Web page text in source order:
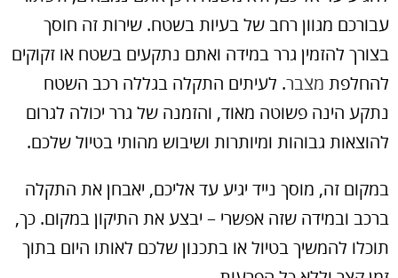
עבורכם מגוון רחב של בעיות בשטח. שירות זה חוסך
בצורך להזמין גרר במידה ואתם נתקעים בשטח או זקוקים
להחלפת מצבר. לעיתים התקלה בגללה רכב השטח
נתקע הינה פשוטה מאוד, והזמנה של גרר יכולה לגרום
להוצאות גבוהות ומיותרות ושיבוש מהותי בטיול שלכם.
במקום זה, מוסך נייד יגיע עד אליכם, יאבחן את התקלה
ברכב ובמידה שזה אפשרי – יבצע את התיקון במקום. כך,
תוכלו להמשיך בטיול או בתכנון שלכם לאותו היום בתוך